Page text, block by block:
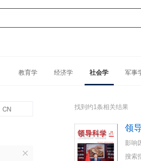
教育学 经济学 社会学 军事
找到约1条相关结果
领
影响
搜索